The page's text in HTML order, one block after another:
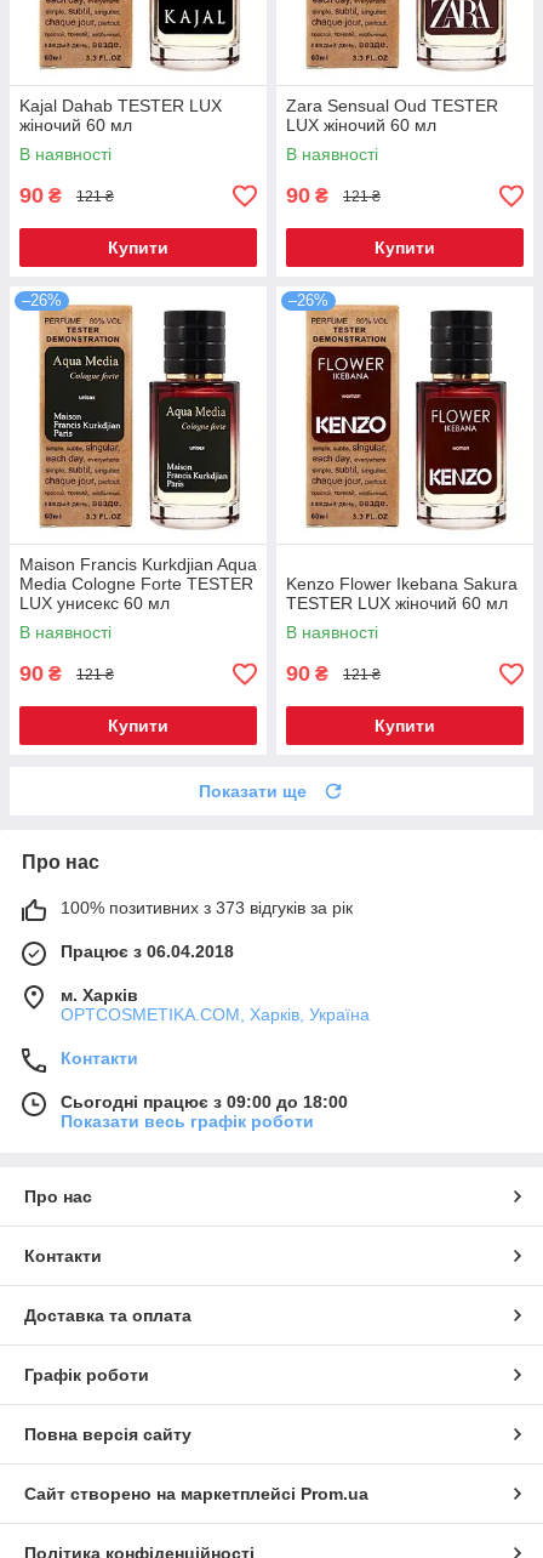
Kajal Dahab TESTER LUX
жіночий 60 мл
В наявності
90 ₴ 121 ₴
Купити
Zara Sensual Oud TESTER
LUX жіночий 60 мл
В наявності
90 ₴ 121 ₴
Купити
–26%
Maison Francis Kurkdjian Aqua
Media Cologne Forte TESTER
LUX унисекс 60 мл
В наявності
90 ₴ 121 ₴
Купити
–26%
Kenzo Flower Ikebana Sakura
TESTER LUX жіночий 60 мл
В наявності
90 ₴ 121 ₴
Купити
Показати ще
Про нас
100% позитивних з 373 відгуків за рік
Працює з 06.04.2018
м. Харків
OPTCOSMETIKA.COM, Харків, Україна
Контакти
Сьогодні працює з 09:00 до 18:00
Показати весь графік роботи
Про нас
Контакти
Доставка та оплата
Графік роботи
Повна версія сайту
Сайт створено на маркетплейсі Prom.ua
Політика конфіденційності